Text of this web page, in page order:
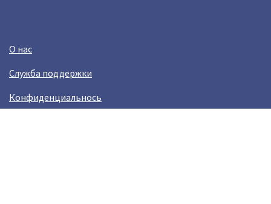
О нас
Служба поддержки
Конфиденциальнось